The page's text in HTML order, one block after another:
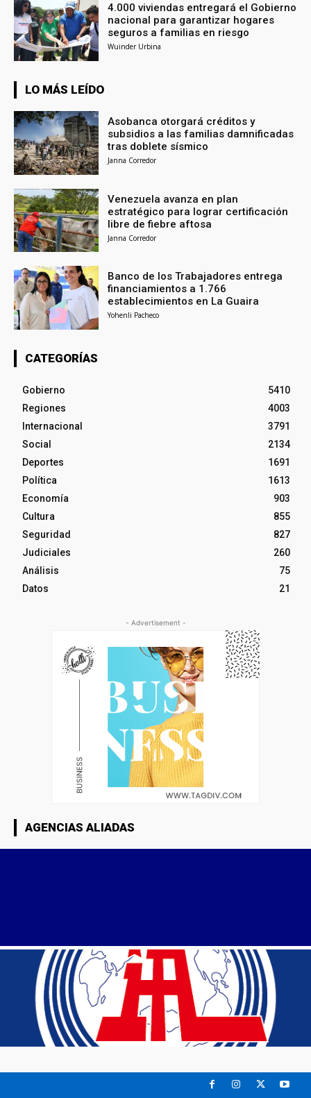
4.000 viviendas entregará el Gobierno
nacional para garantizar hogares
seguros a familias en riesgo
Wuinder Urbina
LO MÁS LEÍDO
Asobanca otorgará créditos y
subsidios a las familias damnificadas
tras doblete sísmico
Janna Corredor
Venezuela avanza en plan
estratégico para lograr certificación
libre de fiebre aftosa
Janna Corredor
Banco de los Trabajadores entrega
financiamientos a 1.766
establecimientos en La Guaira
Yohenli Pacheco
CATEGORÍAS
Gobierno
5410
Regiones
4003
Internacional
3791
Social
2134
Deportes
1691
Política
1613
Economía
903
Cultura
855
Seguridad
827
Judiciales
260
Análisis
75
Datos
21
- Advertisement -
AGENCIAS ALIADAS